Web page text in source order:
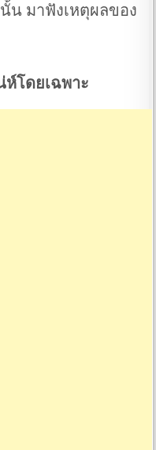
น มาฟังเหตุผลของ
ห์โดยเฉพาะ